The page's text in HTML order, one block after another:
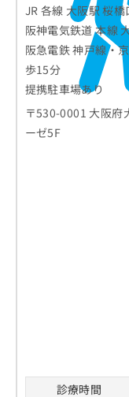
JR 各線 大阪駅 桜
阪神電気鉄道 本線
阪急電鉄 神戸線・
歩15分
提携駐車場あり
〒530-0001 大阪府
ーゼ5F
診療時間